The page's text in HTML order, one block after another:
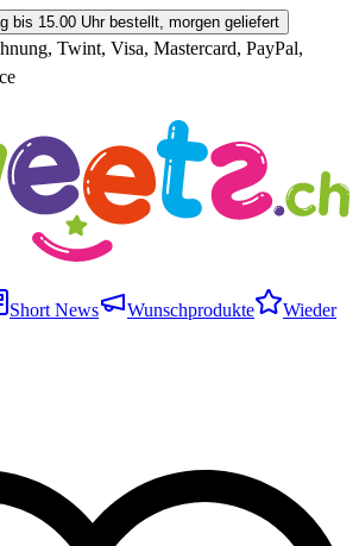
bis 15.00 Uhr bestellt, morgen geliefert
Twint, Visa, Mastercard, PayPal,
Short News Wunschprodukte
Wieder